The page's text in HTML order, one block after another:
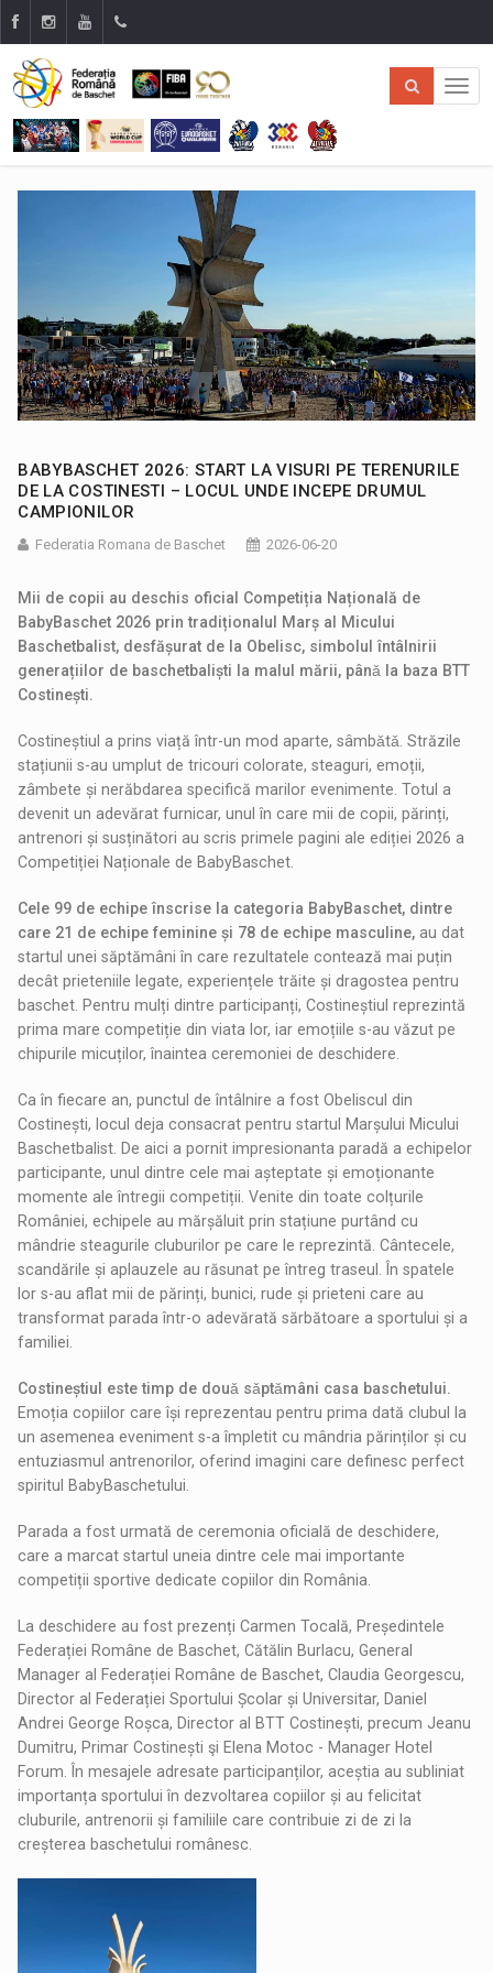
BABYBASCHET 2026: START LA VISURI PE TERENURILE
DE LA COSTINESTI – LOCUL UNDE INCEPE DRUMUL
CAMPIONILOR
Federatia Romana de Baschet 2026-06-20
Mii de copii au deschis oficial Competiția Națională de
BabyBaschet 2026 prin tradiționalul Marș al Micului
Baschetbalist, desfășurat de la Obelisc, simbolul întâlnirii
generațiilor de baschetbaliști la malul mării, pânǎ la baza BTT
Costinești.
Costineștiul a prins viață într-un mod aparte, sâmbǎtǎ. Străzile
stațiunii s-au umplut de tricouri colorate, steaguri, emoții,
zâmbete și nerăbdarea specifică marilor evenimente. Totul a
devenit un adevărat furnicar, unul în care mii de copii, părinți,
antrenori și susținători au scris primele pagini ale ediției 2026 a
Competiției Naționale de BabyBaschet.
Cele 99 de echipe înscrise la categoria BabyBaschet, dintre
care 21 de echipe feminine și 78 de echipe masculine, au dat
startul unei săptămâni în care rezultatele contează mai puțin
decât prieteniile legate, experiențele trăite și dragostea pentru
baschet. Pentru mulți dintre participanți, Costineștiul reprezintă
prima mare competiție din viata lor, iar emoțiile s-au văzut pe
chipurile micuților, înaintea ceremoniei de deschidere.
Ca în fiecare an, punctul de întâlnire a fost Obeliscul din
Costinești, locul deja consacrat pentru startul Marșului Micului
Baschetbalist. De aici a pornit impresionanta paradă a echipelor
participante, unul dintre cele mai așteptate și emoționante
momente ale întregii competiții. Venite din toate colțurile
României, echipele au mărșăluit prin stațiune purtând cu
mândrie steagurile cluburilor pe care le reprezintă. Cântecele,
scandările și aplauzele au răsunat pe întreg traseul. În spatele
lor s-au aflat mii de părinți, bunici, rude și prieteni care au
transformat parada într-o adevărată sărbătoare a sportului și a
familiei.
Costineștiul este timp de douǎ sǎptǎmâni casa baschetului.
Emoția copiilor care își reprezentau pentru prima dată clubul la
un asemenea eveniment s-a împletit cu mândria părinților și cu
entuziasmul antrenorilor, oferind imagini care definesc perfect
spiritul BabyBaschetului.
Parada a fost urmată de ceremonia oficială de deschidere,
care a marcat startul uneia dintre cele mai importante
competiții sportive dedicate copiilor din România.
La deschidere au fost prezenți Carmen Tocală, Președintele
Federației Române de Baschet, Cătălin Burlacu, General
Manager al Federației Române de Baschet, Claudia Georgescu,
Director al Federației Sportului Școlar și Universitar, Daniel
Andrei George Roșca, Director al BTT Costinești, precum Jeanu
Dumitru, Primar Costinești şi Elena Motoc - Manager Hotel
Forum. În mesajele adresate participanților, aceștia au subliniat
importanța sportului în dezvoltarea copiilor și au felicitat
cluburile, antrenorii și familiile care contribuie zi de zi la
creșterea baschetului românesc.